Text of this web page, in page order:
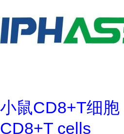
小鼠CD8+T细胞
CD8+T cells